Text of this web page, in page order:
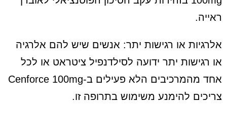
ראייה.
אלרגיות או רגישות יתר: אנשים שיש להם אלרגיה
או רגישות יתר ידועה לסילדנפיל ציטראט או לכל
אחד מהמרכיבים הלא פעילים ב-Cenforce 100mg
צריכים להימנע משימוש בתרופה זו.